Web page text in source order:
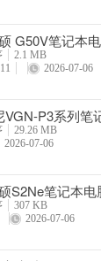
G50V笔记本
2.1 MB
2026-07-06
VGN-P3系列笔
29.26 MB
2026-07-06
S2Ne笔记本
307 KB
2026-07-06